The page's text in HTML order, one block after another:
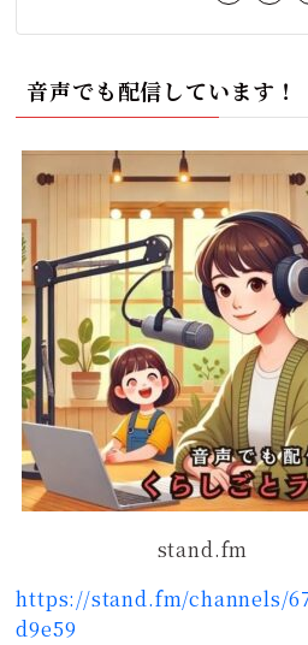
音声でも配信しています！
stand.fm
https://stand.fm/channels/
d9e59